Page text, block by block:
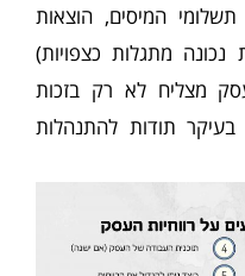
המיסים, הוצאות
נכונה מתגלות כצפויות)
עסק מצליח לא רק בזכות
תודות להתנהלות